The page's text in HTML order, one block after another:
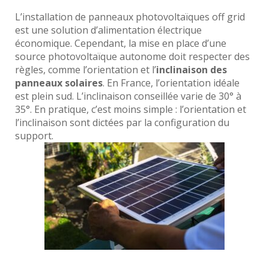
L’installation de panneaux photovoltaïques off grid
est une solution d’alimentation électrique
économique. Cependant, la mise en place d’une
source photovoltaïque autonome doit respecter des
règles, comme l’orientation et l’inclinaison des
panneaux solaires. En France, l’orientation idéale
est plein sud. L’inclinaison conseillée varie de 30° à
35°. En pratique, c’est moins simple : l’orientation et
l’inclinaison sont dictées par la configuration du
support.